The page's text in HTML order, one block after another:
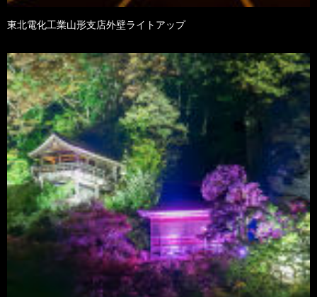
東北電化工業山形支店外壁ライトアップ